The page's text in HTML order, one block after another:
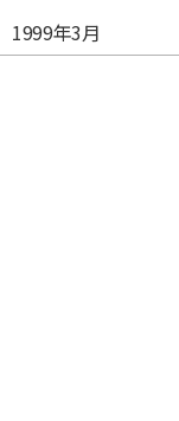
1999年3月